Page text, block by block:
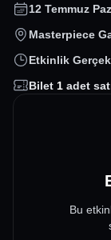
12 Temmuz
Masterpiece
Etkinlik
Bilet 1 adet
Bu